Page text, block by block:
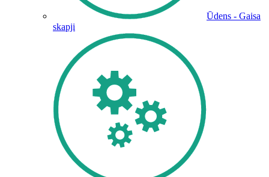
Ūdens - Gaisa
skapji